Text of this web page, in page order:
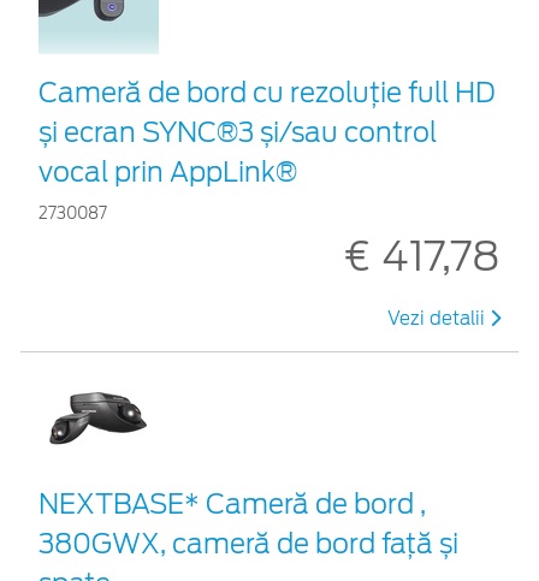
Cameră de bord cu rezoluție full HD
și ecran SYNC®3 și/sau control
vocal prin AppLink®
2730087
€ 417,78
Vezi detalii
NEXTBASE* Cameră de bord ,
380GWX, cameră de bord față și